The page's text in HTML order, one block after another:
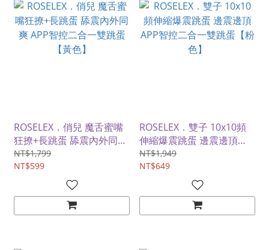
ROSELEX．俏兒 魔舌蜜嘴
狂撩+長跳蛋 舔震內外同爽
APP智控二合一雙跳蛋【黃
色】
NT$1,799
NT$599
ROSELEX．雙子 10x10頻
伸縮爆震跳蛋 邊震邊頂
APP智控二合一雙跳蛋【粉
色】
NT$1,949
NT$649